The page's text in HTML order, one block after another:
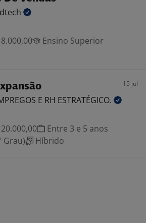
Ensino Superior
15 jul
E RH ESTRATÉGICO.
Entre 3 e 5 anos
Grau)
Híbrido